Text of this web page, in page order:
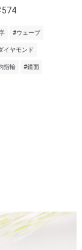
#ウェーブ
イヤモンド
指輪 #鏡面